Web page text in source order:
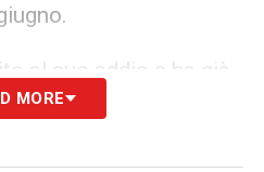
al suo addio e ha già
per la risoluzione del
MORE